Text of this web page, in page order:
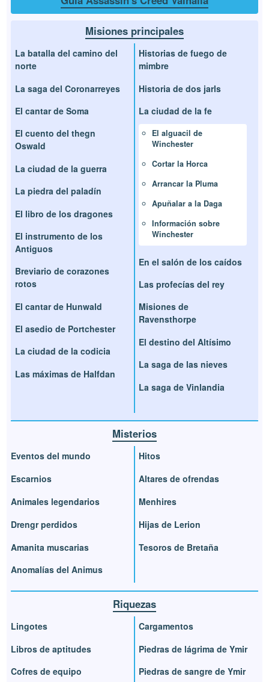
Misiones principales
La batalla del camino del
norte
La saga del Coronarreyes
El cantar de Soma
El cuento del thegn
Oswald
La ciudad de la guerra
La piedra del paladín
El libro de los dragones
El instrumento de los
Antiguos
Breviario de corazones
rotos
El cantar de Hunwald
El asedio de Portchester
La ciudad de la codicia
Las máximas de Halfdan
Historias de fuego de
mimbre
Historia de dos jarls
La ciudad de la fe
El alguacil de
Winchester
Cortar la Horca
Arrancar la Pluma
Apuñalar a la Daga
Información sobre
Winchester
En el salón de los caídos
Las profecías del rey
Misiones de
Ravensthorpe
El destino del Altísimo
La saga de las nieves
La saga de Vinlandia
Misterios
Eventos del mundo
Escarnios
Animales legendarios
Drengr perdidos
Amanita muscarias
Anomalías del Animus
Hitos
Altares de ofrendas
Menhires
Hijas de Lerion
Tesoros de Bretaña
Riquezas
Lingotes
Libros de aptitudes
Cofres de equipo
Cargamentos
Piedras de lágrima de Ymir
Piedras de sangre de Ymir